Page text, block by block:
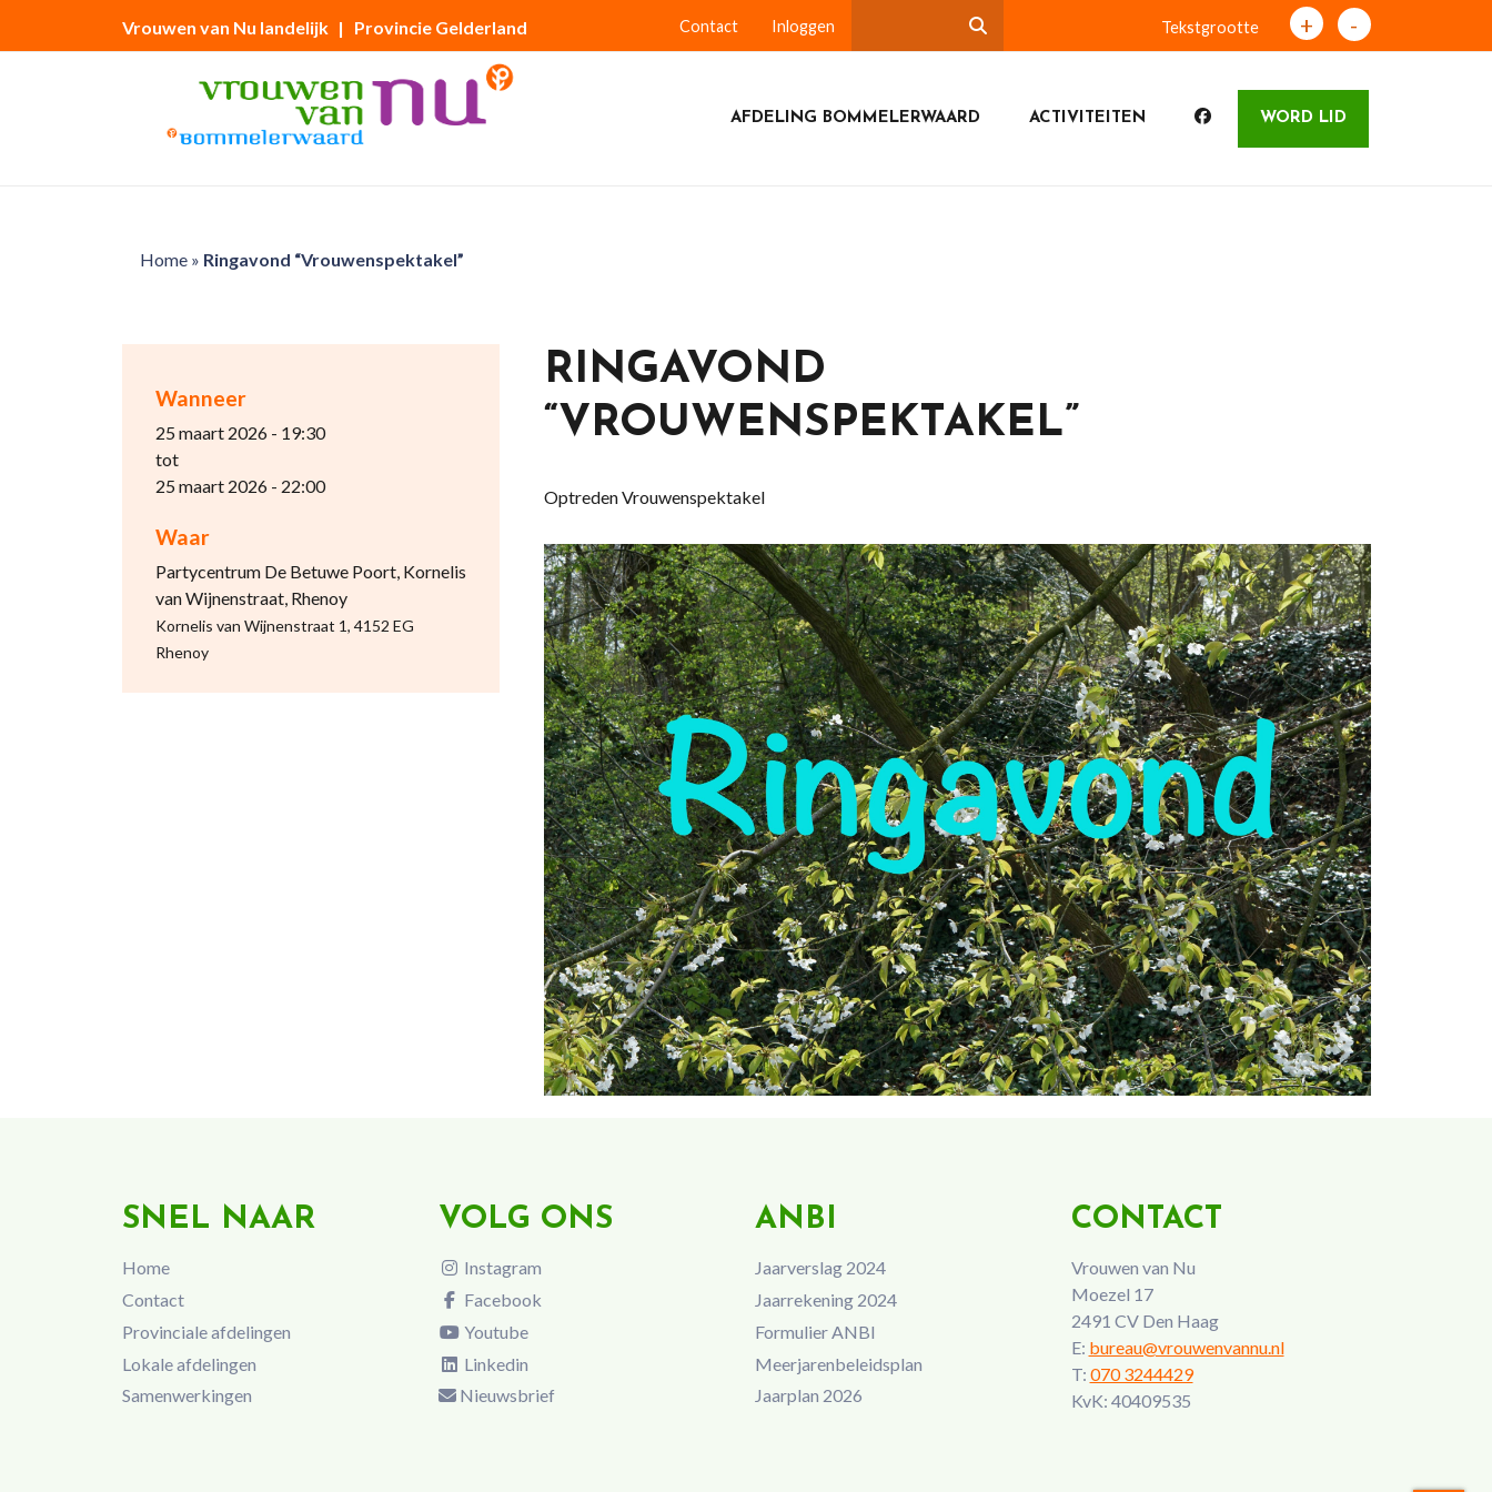
Vrouwen van Nu landelijk | Provincie Gelderland Contact Inloggen Tekstgrootte + -
AFDELING BOMMELERWAARD ACTIVITEITEN WORD LID
Home» Ringavond “Vrouwenspektakel”
Wanneer
25 maart 2026 - 19:30
tot
25 maart 2026 - 22:00
Waar
Partycentrum De Betuwe Poort, Kornelis
van Wijnenstraat, Rhenoy
Kornelis van Wijnenstraat 1, 4152 EG
Rhenoy
RINGAVOND
“VROUWENSPEKTAKEL”
Optreden Vrouwenspektakel
SNEL NAAR
Home
Contact
Provinciale afdelingen
Lokale afdelingen
Samenwerkingen
VOLG ONS
Instagram
Facebook
Youtube
Linkedin
Nieuwsbrief
ANBI
Jaarverslag 2024
Jaarrekening 2024
Formulier ANBI
Meerjarenbeleidsplan
Jaarplan 2026
CONTACT
Vrouwen van Nu
Moezel 17
2491 CV Den Haag
E: bureau@vrouwenvannu.nl
T: 070 3244429
KvK: 40409535